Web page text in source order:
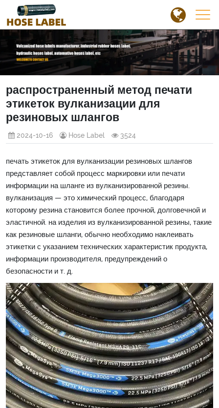
распространенный метод печати
этикеток вулканизации для
резиновых шлангов
2024-10-16 Hose Label 3524
печать этикеток для вулканизации резиновых шлангов
представляет собой процесс маркировки или печати
информации на шланге из вулканизированной резины.
вулканизация — это химический процесс, благодаря
которому резина становится более прочной, долговечной и
эластичной. на изделия из вулканизированной резины, такие
как резиновые шланги, обычно необходимо наклеивать
этикетки с указанием технических характеристик продукта,
информации производителя, предупреждений о
безопасности и т. д.